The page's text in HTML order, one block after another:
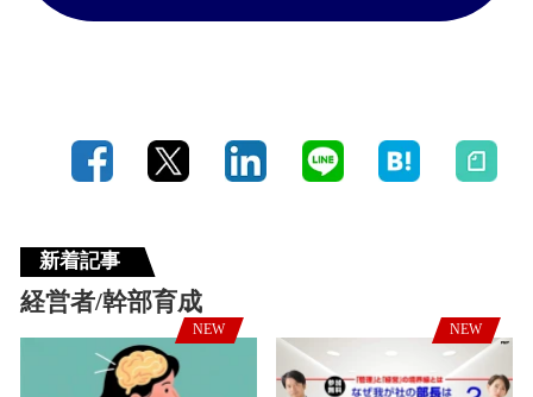
新着記事
経営者/幹部育成
NEW NEW